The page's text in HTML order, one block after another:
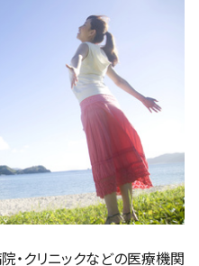
・クリニックなどの医療機関